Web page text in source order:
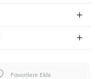
Favorilere Ekle